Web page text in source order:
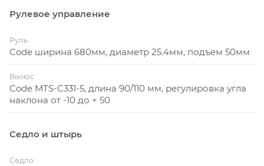
Рулевое управление
Руль
Code ширина 680мм, диаметр 25.4мм, подъем 50мм
Вынос
Code MTS-C331-5, длина 90/110 мм, регулировка угла
наклона от -10 до + 50
Седло и штырь
Седло